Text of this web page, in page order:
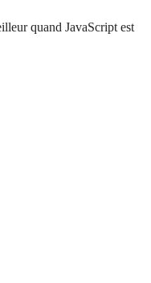
quand JavaScript est